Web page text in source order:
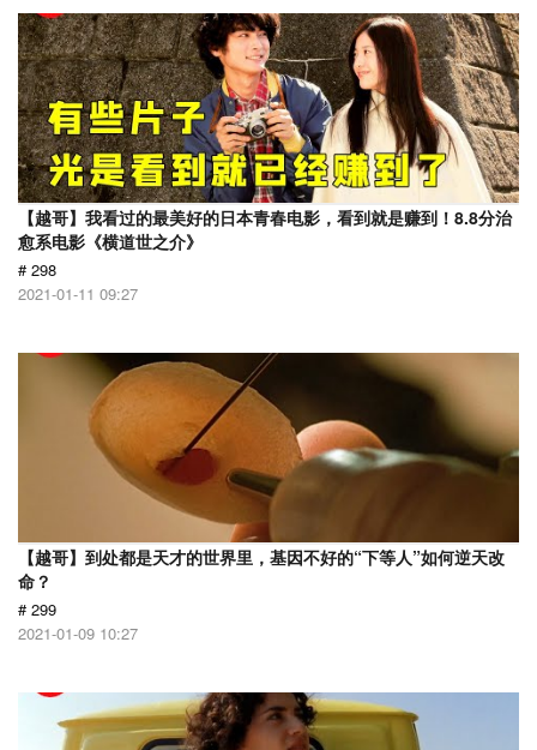
【越哥】我看过的最美好的日本青春电影，看到就是赚到！8.8分治
愈系电影《横道世之介》
# 298
2021-01-11 09:27
【越哥】到处都是天才的世界里，基因不好的“下等人”如何逆天改
命？
# 299
2021-01-09 10:27